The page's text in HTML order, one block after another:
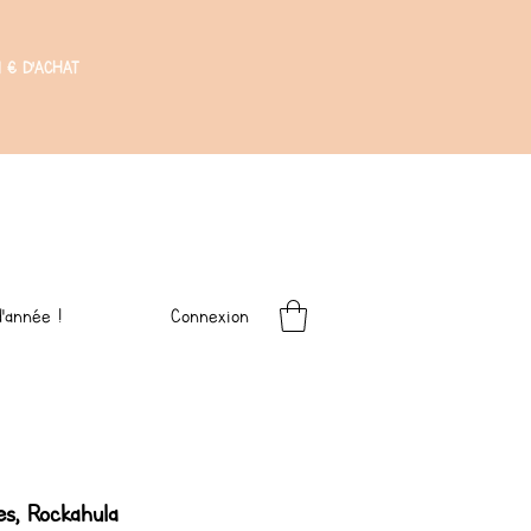
D'ACHAT
! Connexion
Rockahula